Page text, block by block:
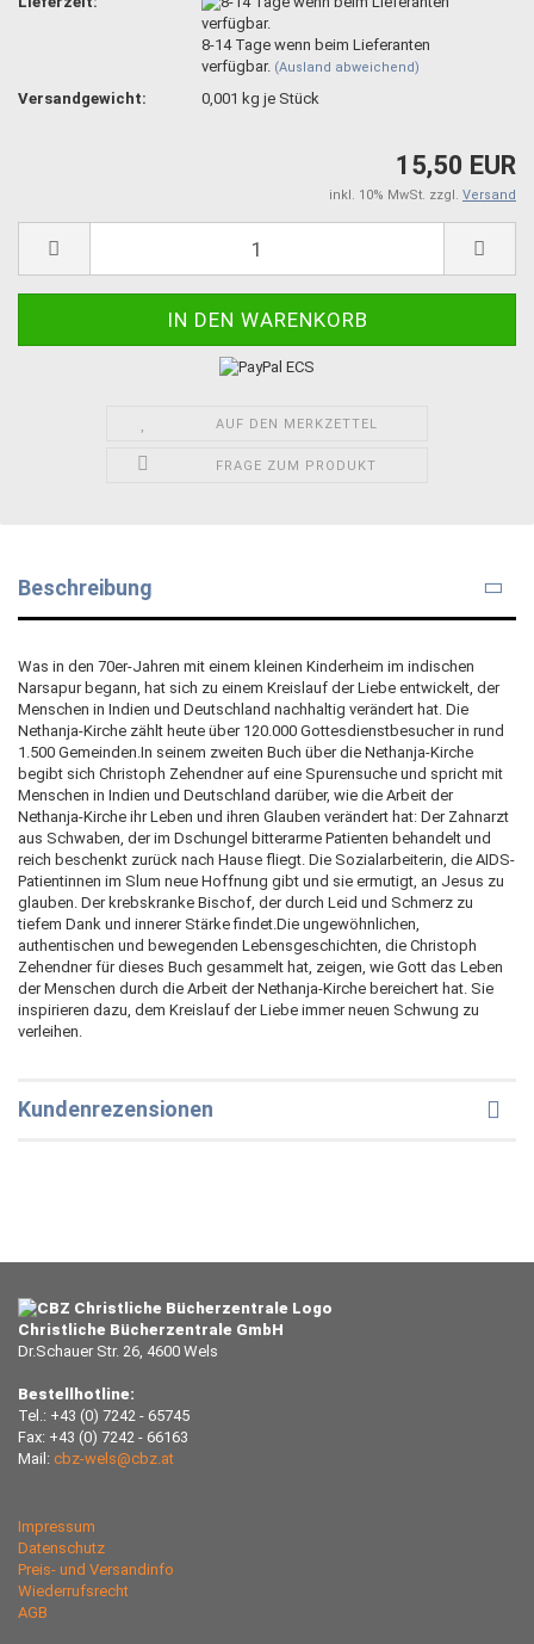
8-14 Tage wenn beim Lieferanten
verfügbar. (Ausland abweichend)
Versandgewicht: 0,001 kg je Stück
15,50 EUR
inkl. 10% MwSt. zzgl. Versand
AUF DEN MERKZETTEL
FRAGE ZUM PRODUKT
Beschreibung
Was in den 70er-Jahren mit einem kleinen Kinderheim im indischen
Narsapur begann, hat sich zu einem Kreislauf der Liebe entwickelt, der
Menschen in Indien und Deutschland nachhaltig verändert hat. Die
Nethanja-Kirche zählt heute über 120.000 Gottesdienstbesucher in rund
1.500 Gemeinden.In seinem zweiten Buch über die Nethanja-Kirche
begibt sich Christoph Zehendner auf eine Spurensuche und spricht mit
Menschen in Indien und Deutschland darüber, wie die Arbeit der
Nethanja-Kirche ihr Leben und ihren Glauben verändert hat: Der Zahnarzt
aus Schwaben, der im Dschungel bitterarme Patienten behandelt und
reich beschenkt zurück nach Hause fliegt. Die Sozialarbeiterin, die AIDS-
Patientinnen im Slum neue Hoffnung gibt und sie ermutigt, an Jesus zu
glauben. Der krebskranke Bischof, der durch Leid und Schmerz zu
tiefem Dank und innerer Stärke findet.Die ungewöhnlichen,
authentischen und bewegenden Lebensgeschichten, die Christoph
Zehendner für dieses Buch gesammelt hat, zeigen, wie Gott das Leben
der Menschen durch die Arbeit der Nethanja-Kirche bereichert hat. Sie
inspirieren dazu, dem Kreislauf der Liebe immer neuen Schwung zu
verleihen.
Kundenrezensionen
Christliche Bücherzentrale GmbH
Dr.Schauer Str. 26, 4600 Wels
Bestellhotline:
Tel.: +43 (0) 7242 - 65745
Fax: +43 (0) 7242 - 66163
Mail: cbz-wels@cbz.at
Impressum
Datenschutz
Preis- und Versandinfo
Wiederrufsrecht
AGB